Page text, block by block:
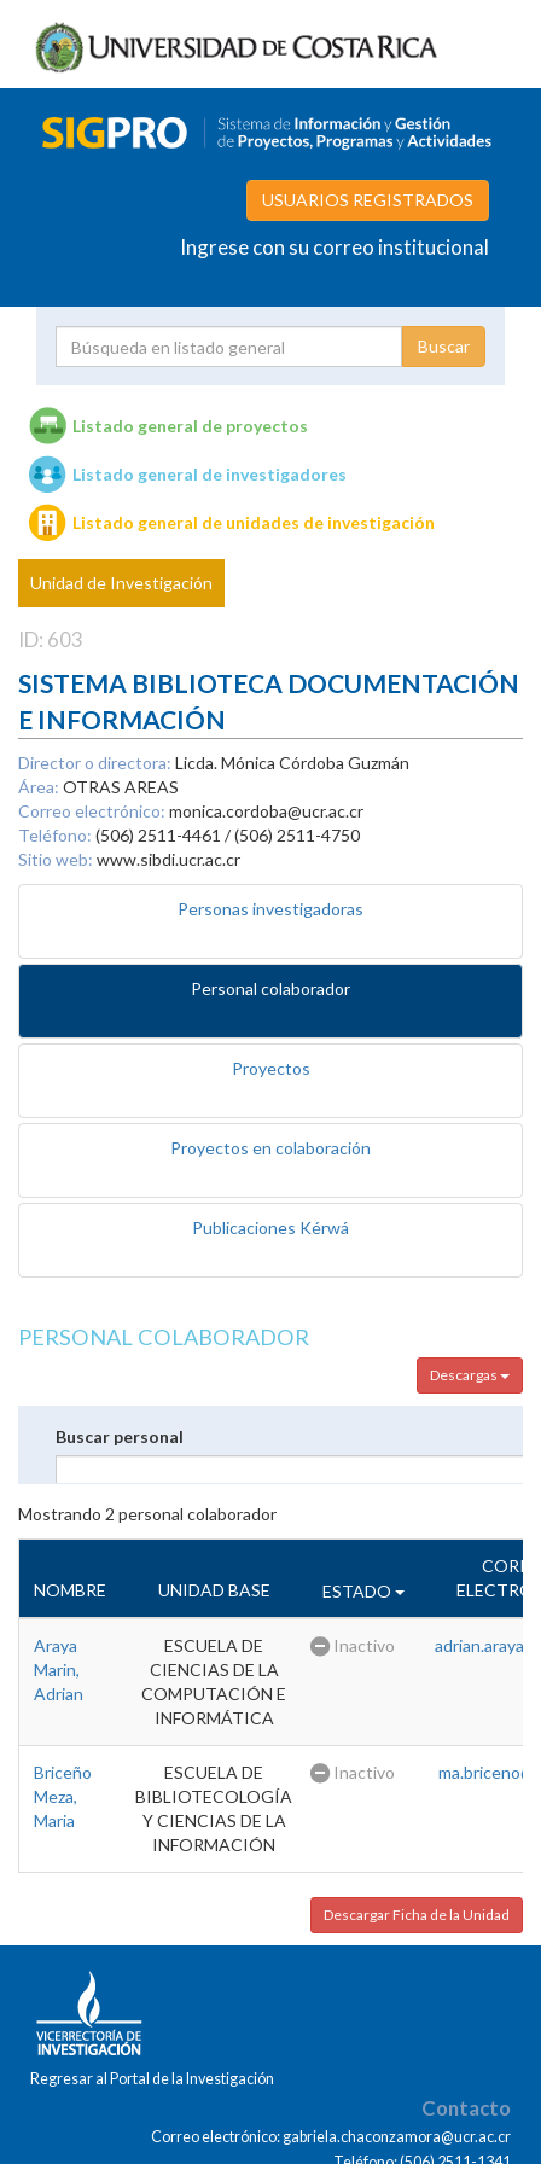
USUARIOS REGISTRADOS
Ingrese con su correo institucional
Unidades de investigación
Listado general de proyectos
Listado general de investigadores
Listado general de unidades de investigación
Unidad de Investigación
ID: 603
SISTEMA BIBLIOTECA DOCUMENTACIÓN
E INFORMACIÓN
Director o directora: Licda. Mónica Córdoba Guzmán
Área: OTRAS AREAS
Correo electrónico: monica.cordoba@ucr.ac.cr
Teléfono: (506) 2511-4461 / (506) 2511-4750
Sitio web: www.sibdi.ucr.ac.cr
Personas investigadoras
Personal colaborador
Proyectos
Proyectos en colaboración
Publicaciones Kérwá
PERSONAL COLABORADOR
Descargas
Buscar personal
Mostrando 2 personal colaborador
NOMBRE UNIDAD BASE ESTADO
Araya
Marin,
Adrian
ESCUELA DE
CIENCIAS DE LA
COMPUTACIÓN E
INFORMÁTICA
Inactivo
Briceño
Meza,
Maria
ESCUELA DE
BIBLIOTECOLOGÍA
Y CIENCIAS DE LA
INFORMACIÓN
Inactivo
Descargar Ficha de la Unidad
Regresar al Portal de la Investigación
Contacto
Correo electrónico: gabriela.chaconzamora@ucr.ac.cr